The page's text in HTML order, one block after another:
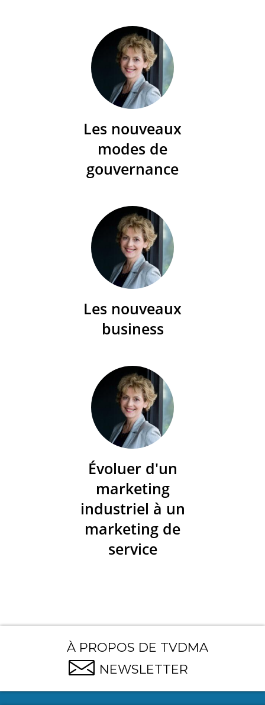
Les nouveaux
modes de
gouvernance
Les nouveaux
business
Évoluer d'un
marketing
industriel à un
marketing de
service
À PROPOS DE TVDMA
NEWSLETTER